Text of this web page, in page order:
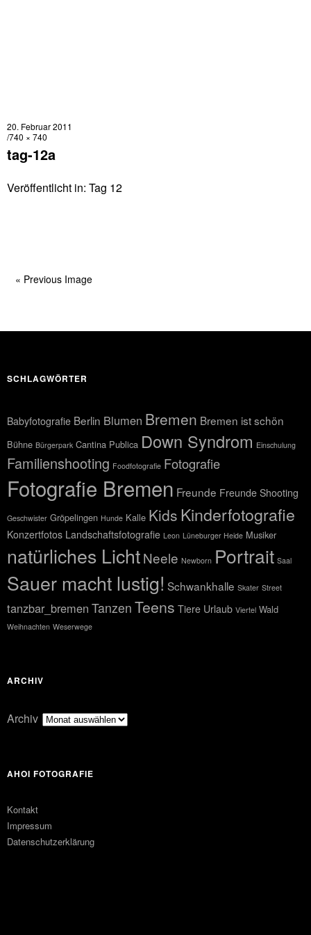
20. Februar 2011
740 × 740
tag-12a
Veröffentlicht in: Tag 12
« Previous Image
SCHLAGWÖRTER
Babyfotografie Berlin Blumen Bremen Bremen ist schön
Bühne Bürgerpark Cantina Publica Down Syndrom Einschulung
Familienshooting Foodfotografie Fotografie
Fotografie Bremen Freunde Freunde Shooting
Geschwister Gröpelingen Hunde Kalle Kids Kinderfotografie
Konzertfotos Landschaftsfotografie Leon Lüneburger Heide Musiker
natürliches LichtNeele Newborn Portrait Saal
Sauer macht lustig! Schwankhalle Skater Street
tanzbar_bremen Tanzen Teens Tiere Urlaub Viertel Wald
Weihnachten Weserwege
ARCHIV
Archiv
AHOI FOTOGRAFIE
Kontakt
Impressum
Datenschutzerklärung